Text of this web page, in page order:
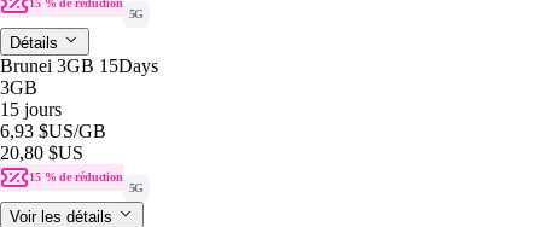
5G
Détails
Brunei 3GB 15Days
3GB
15 jours
6,93 $US/GB
20,80 $US
15 % de réduction
5G
Voir les détails